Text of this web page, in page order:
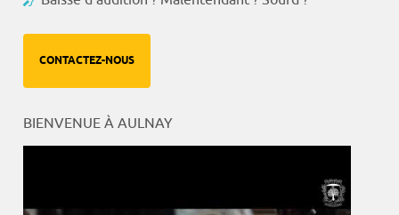
CONTACTEZ-NOUS
BIENVENUE À AULNAY